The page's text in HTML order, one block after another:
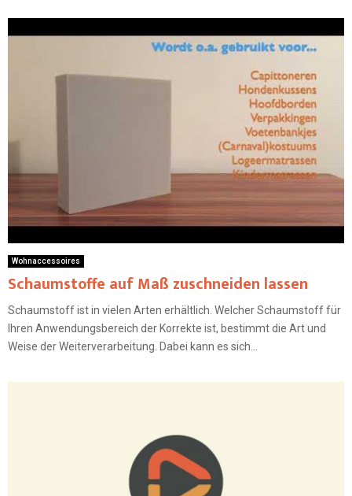
Wohnaccessoires
Schaumstoffe auf Maß zuschneiden lassen
Schaumstoff ist in vielen Arten erhältlich. Welcher Schaumstoff für
Ihren Anwendungsbereich der Korrekte ist, bestimmt die Art und
Weise der Weiterverarbeitung. Dabei kann es sich...